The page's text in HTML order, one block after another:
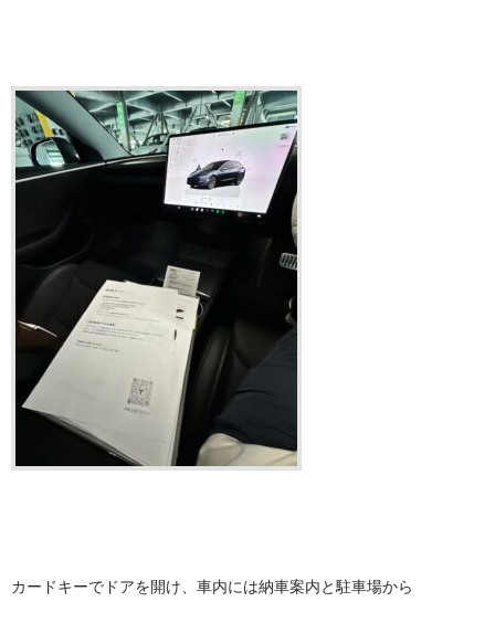
カードキーでドアを開け、車内には納車案内と駐車場から